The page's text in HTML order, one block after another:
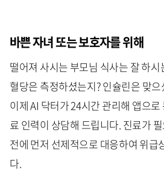
바쁜 자녀 또는 보호자를 위해
떨어져 사시는 부모님 식사는 잘 하
혈당은 측정하셨는지? 인슐린은 맞
이제 AI 닥터가 24시간 관리해 앱으로
료 인력이 상담해 드립니다. 진료가
전에 먼저 선제적으로 대응하여 위급
다.